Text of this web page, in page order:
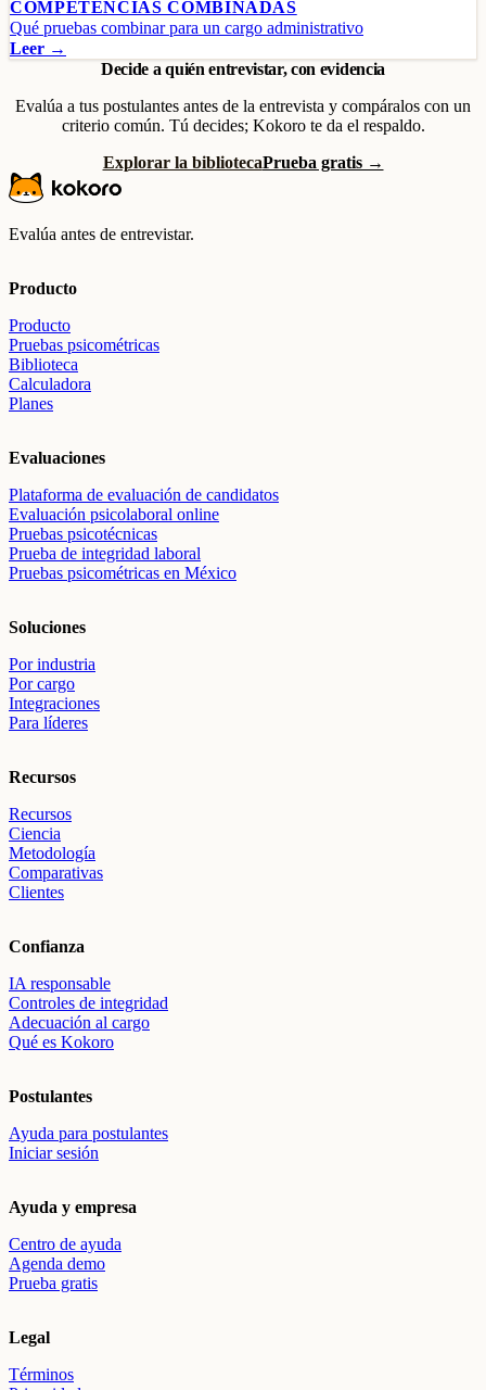
COMPETENCIAS COMBINADAS
Qué pruebas combinar para un cargo administrativo
Leer →
Decide a quién entrevistar, con evidencia
Evalúa a tus postulantes antes de la entrevista y compáralos con un
criterio común. Tú decides; Kokoro te da el respaldo.
Explorar la bibliotecaPrueba gratis →
Evalúa antes de entrevistar.
Producto
Producto
Pruebas psicométricas
Biblioteca
Calculadora
Planes
Evaluaciones
Plataforma de evaluación de candidatos
Evaluación psicolaboral online
Pruebas psicotécnicas
Prueba de integridad laboral
Pruebas psicométricas en México
Soluciones
Por industria
Por cargo
Integraciones
Para líderes
Recursos
Recursos
Ciencia
Metodología
Comparativas
Clientes
Confianza
IA responsable
Controles de integridad
Adecuación al cargo
Qué es Kokoro
Postulantes
Ayuda para postulantes
Iniciar sesión
Ayuda y empresa
Centro de ayuda
Agenda demo
Prueba gratis
Legal
Términos